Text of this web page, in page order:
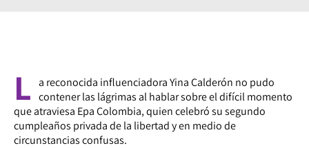
L
a reconocida influenciadora Yina Calderón no pudo
contener las lágrimas al hablar sobre el difícil momento
que atraviesa Epa Colombia, quien celebró su segundo
cumpleaños privada de la libertad y en medio de
circunstancias confusas.